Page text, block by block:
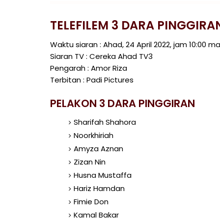
TELEFILEM 3 DARA
Waktu siaran : Ahad, 24 April 2022, jam 10:00
Siaran TV : Cereka Ahad TV3
Pengarah : Amor Riza
Terbitan : Padi Pictures
PELAKON 3 DARA PINGGIRAN
Sharifah Shahora
Noorkhiriah
Amyza Aznan
Zizan Nin
Husna Mustaffa
Hariz Hamdan
Fimie Don
Kamal Bakar